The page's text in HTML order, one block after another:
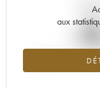
aux-
Tendance à la